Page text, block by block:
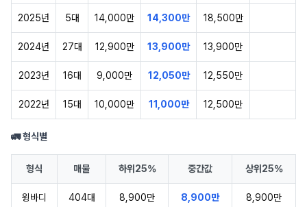
2025년 5대 14,000만 14,300만 18,500만
2024년 27대 12,900만 13,900만 13,900만
2023년 16대 9,000만 12,050만 12,550만
2022년 15대 10,000만 11,000만 12,500만
🚛 형식별
형식 매물 하위25% 중간값 상위25%
윙바디 404대 8,900만 8,900만 8,900만